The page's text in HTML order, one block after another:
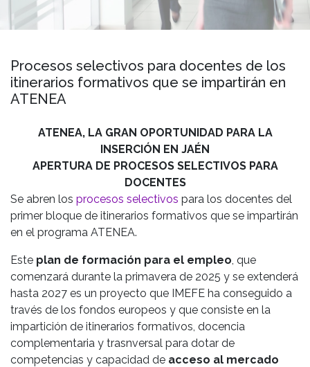
Procesos selectivos para docentes de los
itinerarios formativos que se impartirán en
ATENEA
ATENEA, LA GRAN OPORTUNIDAD PARA LA
INSERCIÓN EN JAÉN
APERTURA DE PROCESOS SELECTIVOS PARA
DOCENTES
Se abren los procesos selectivos para los docentes del
primer bloque de itinerarios formativos que se impartirán
en el programa ATENEA.
Este plan de formación para el empleo , que
comenzará durante la primavera de 2025 y se extenderá
hasta 2027 es un proyecto que IMEFE ha conseguido a
través de los fondos europeos y que consiste en la
impartición de itinerarios formativos, docencia
complementaria y trasnversal para dotar de
competencias y capacidad de acceso al mercado